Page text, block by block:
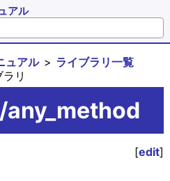
アル
ュアル
ライブラリ一覧
リ
[edit]